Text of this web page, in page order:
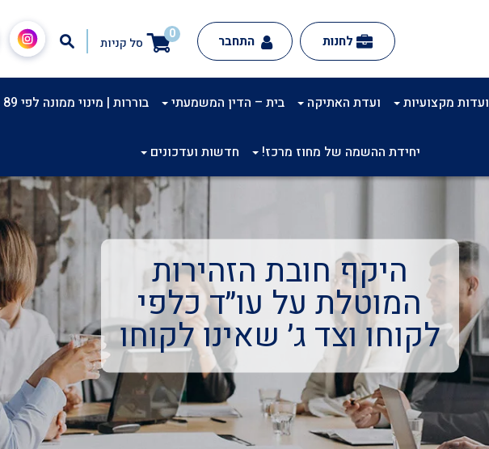
0
סל קניות לחנות התחבר
ועדות מקצועיות ועדת האתיקה בית – הדין המשמעתי בוררות | מינוי ממונה לפי 89 א’
יחידת ההשמה של מחוז מרכז! חדשות ועדכונים
היקף חובת הזהירות
המוטלת על עו״ד כלפי
לקוחו וצד ג׳ שאינו לקוחו